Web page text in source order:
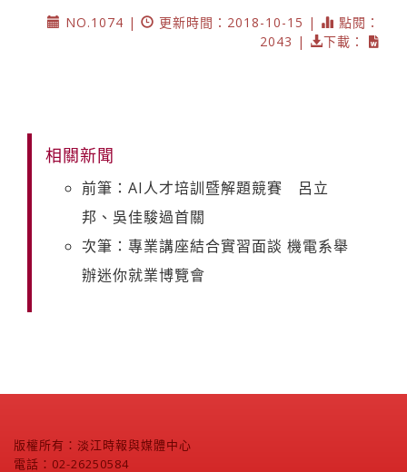
NO.1074 |
更新時間：2018-10-15 |
點閱：
2043 |
下載：
相關新聞
前筆：AI人才培訓暨解題競賽 呂立
邦、吳佳駿過首關
次筆：專業講座結合實習面談 機電系舉
辦迷你就業博覽會
版權所有：淡江時報與媒體中心
電話：02-26250584